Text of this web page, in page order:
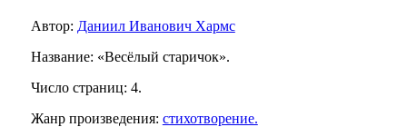
Автор: Даниил Иванович Хармс
Название: «Весёлый старичок».
Число страниц: 4.
Жанр произведения: стихотворение.